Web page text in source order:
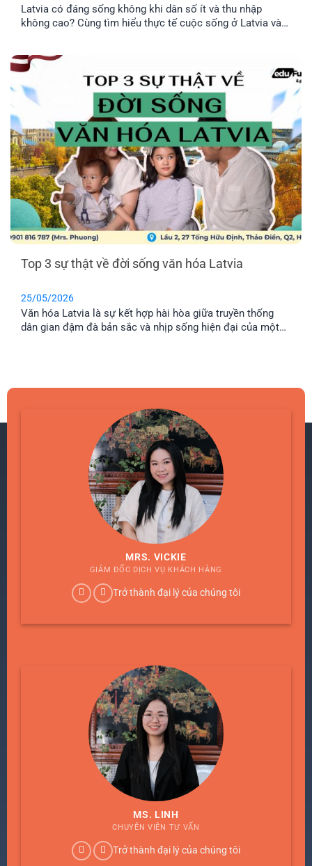
Latvia có đáng sống không khi dân số ít và thu nhập
không cao? Cùng tìm hiểu thực tế cuộc sống ở Latvia và
Top 3 sự thật về đời sống văn hóa Latvia
25/05/2026
Văn hóa Latvia là sự kết hợp hài hòa giữa truyền thống
dân gian đậm đà bản sắc và nhịp sống hiện đại của một
MRS. VICKIE
GIÁM ĐỐC DỊCH VỤ KHÁCH HÀNG
Trở thành đại lý của chúng tôi
MS. LINH
CHUYÊN VIÊN TƯ VẤN
Trở thành đại lý của chúng tôi